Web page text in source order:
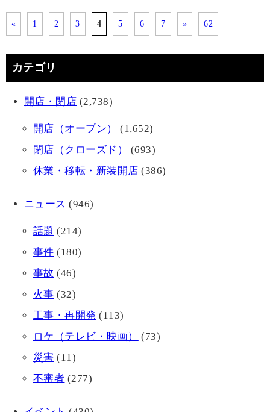
« 1 2 3 4 5 6 7 » 62
カテゴリ
開店・閉店 (2,738)
開店（オープン）
(1,652)
閉店（クローズド）
(693)
休業・移転・新装開店 (386)
ニュース (946)
話題 (214)
事件 (180)
事故 (46)
火事 (32)
工事・再開発 (113)
ロケ（テレビ・映画）
(73)
災害 (11)
不審者 (277)